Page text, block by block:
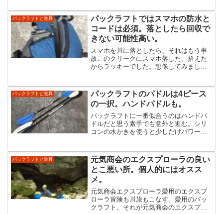
ク。股下の接着がハズレ、さらに穴が開
いた。水につけると空...
パックラフトと道具
パックラフトではスマホの防水と
コードは必須。落としたら回収で
きない可能性高い。
スマホを川に落としたら、それはもう事
故このクリークにスマホ落した。拾えた
からラッキーでした。想像してみましょ
りますが、深かったり流れのある場所だ
とほぼ絶望的です。自分は...
パックラフトと道具
パックラフトのパドルは4ピース
の一択。ハンドパドルも。
パックラフトに一番似合うのはハンドパ
ドルだと思う素手でも意外と進む。シリ
コンの水かきを使うと少しだけパワーア
画やカメラ撮影もできる。パドルは使わ
ない時は置く場所が無くて...
パックラフトと道具
元気商会のエクスプローラの良い
とこ悪い所。個人的にはオスス
メ。
元気商会エクスプローラ愛用のエクスプ
ローラ冒険も川旅もこなす。愛用のパッ
クラフト。それが元気商会のエクスプロ